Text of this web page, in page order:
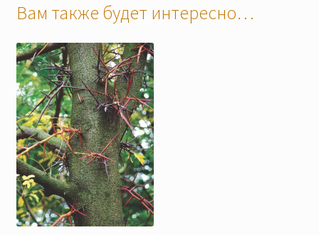
Вам также будет интересно…